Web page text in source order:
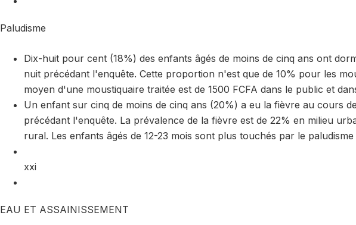
Paludisme
Dix-huit pour cent (18%) des enfants âgés de moins de cinq ans ont
nuit précédant l'enquête. Cette proportion n'est que de 10% pour les
moyen d'une moustiquaire traitée est de 1500 FCFA dans le public et
Un enfant sur cinq de moins de cinq ans (20%) a eu la fièvre au cours
précédant l'enquête. La prévalence de la fièvre est de 22% en milieu
rural. Les enfants âgés de 12-23 mois sont plus touchés par le
xxi
EAU ET ASSAINISSEMENT